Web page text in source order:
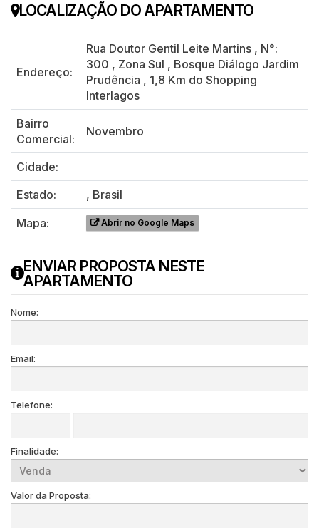
LOCALIZAÇÃO DO APARTAMENTO
Endereço:
Rua Doutor Gentil Leite Martins , N°:
300 , Zona Sul , Bosque Diálogo Jardim
Prudência , 1,8 Km do Shopping
Interlagos
Bairro
Comercial:
Novembro
Cidade:
Estado:
, Brasil
Mapa:
Abrir no Google Maps
ENVIAR PROPOSTA NESTE
APARTAMENTO
Nome:
Email:
Telefone:
Finalidade:
Valor da Proposta: